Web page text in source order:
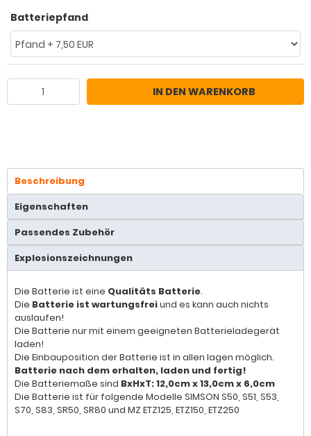
Batteriepfand
IN DEN WARENKORB
Beschreibung
Eigenschaften
Passendes Zubehör
Explosionszeichnungen
Die Batterie ist eine Qualitäts Batterie.
Die Batterie ist wartungsfreiund es kann auch nichts
auslaufen!
Die Batterie nur mit einem geeigneten Batterieladegerät
laden!
Die Einbauposition der Batterie ist in allen lagen möglich.
Batterie nach dem erhalten, laden und fertig!
Die Batteriemaße sind BxHxT: 12,0cm x 13,0cm x 6,0cm
Die Batterie ist für folgende Modelle SIMSON S50, S51, S53,
S70, S83, SR50, SR80 und MZ ETZ125, ETZ150, ETZ250